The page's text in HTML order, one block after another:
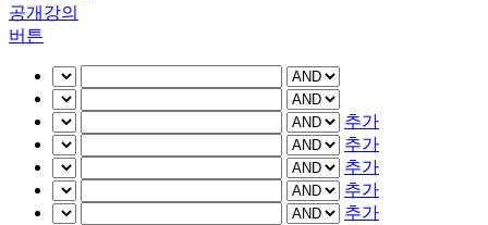
공개강의
버튼
추가
추가
추가
추가
추가